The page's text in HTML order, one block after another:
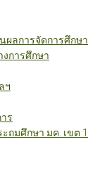
ผลการจัดการศึกษา
การศึกษา
ฯ
ร
ถมศึกษา มค. เขต 1